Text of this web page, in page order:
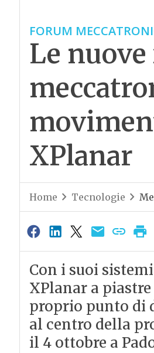
FORUM
Le
XPlanar
Home Tecnologie
Con i suoi
XPlanar a
proprio punto di
al centro della
il 4 ottobre a